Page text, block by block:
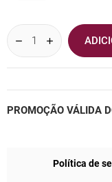
PROMOÇÃO
Política de